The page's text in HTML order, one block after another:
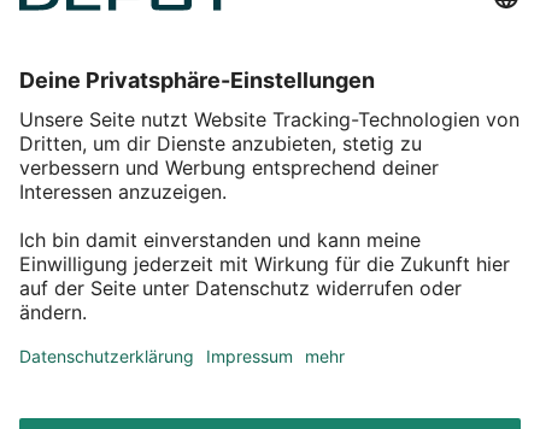
Service
Über DEPOT
Kontakt